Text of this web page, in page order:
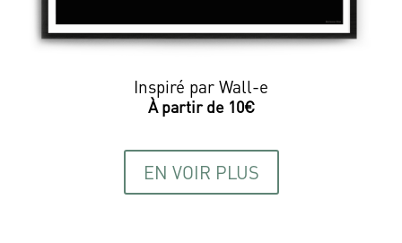
Inspiré par Wall-e
EN VOIR PLUS